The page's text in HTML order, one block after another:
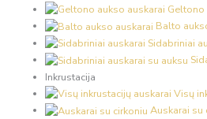
Geltono
Balto
Sidabriniai
Inkrustacija
Visų
Auskarai su